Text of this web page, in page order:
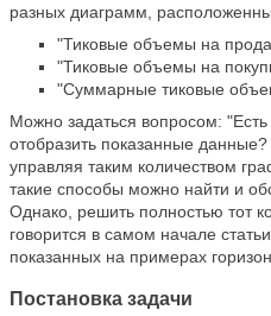
разных диаграмм,
"Тиковые объемы на
"Тиковые объемы на
"Суммарные тиковые
Можно задаться вопросом:
отобразить показанные
управляя таким количеством
такие способы можно найти и
Однако, решить полностью тот
говорится в самом начале
показанных на примерах
Постановка задачи